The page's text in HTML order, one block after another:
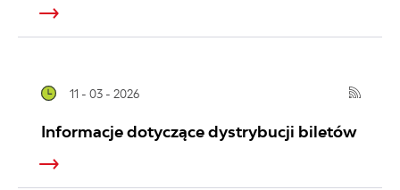
11 - 03 - 2026
Informacje dotyczące dystrybucji biletów